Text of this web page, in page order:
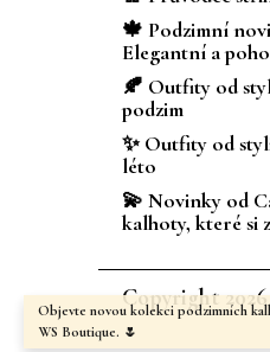
Objevte novou kolekci podzimních
WS Boutique. 🌷
🍁 Podzimní
Elegantní a
🍂 Outfity od
podzim
✨ Outfity od
léto
💫 Novinky od
kalhoty, které si
Copyright